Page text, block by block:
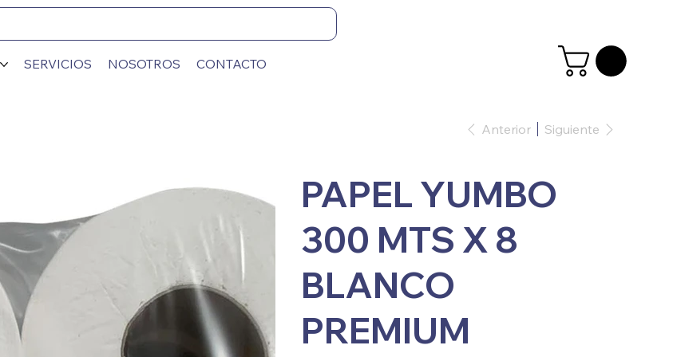
SERVICIOS NOSOTROS CONTACTO
Anterior Siguiente
PAPEL YUMBO
300 MTS X 8
BLANCO
PREMIUM